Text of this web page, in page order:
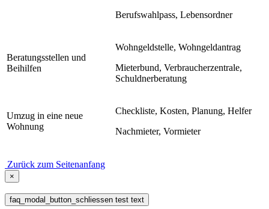
Berufswahlpass, Lebensordner
Beratungsstellen und
Beihilfen
Wohngeldstelle, Wohngeldantrag
Mieterbund, Verbraucherzentrale,
Schuldnerberatung
Umzug in eine neue
Wohnung
Checkliste, Kosten, Planung, Helfer
Nachmieter, Vormieter
Zurück zum Seitenanfang
×
faq_modal_button_schliessen test text